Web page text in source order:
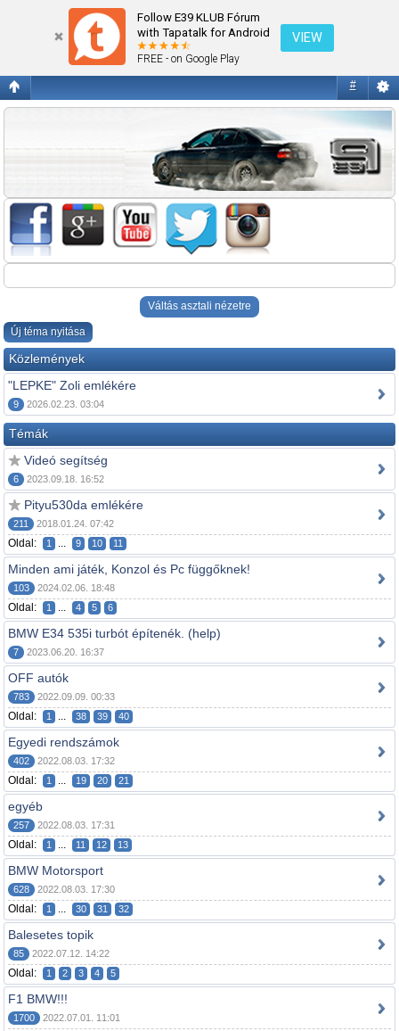
Follow E39 KLUB Fórum
with Tapatalk for Android
FREE - on Google Play
VIEW
#
Egyéb
Váltás asztali nézetre
Új téma nyitása
Közlemények
"LEPKE" Zoli emlékére
9 2026.02.23. 03:04
Témák
Videó segítség
6 2023.09.18. 16:52
Pityu530da emlékére
211 2018.01.24. 07:42
Oldal: 1 ... 9 10 11
Minden ami játék, Konzol és Pc függőknek!
103 2024.02.06. 18:48
Oldal: 1 ... 4 5 6
BMW E34 535i turbót építenék. (help)
7 2023.06.20. 16:37
OFF autók
783 2022.09.09. 00:33
Oldal: 1 ... 38 39 40
Egyedi rendszámok
402 2022.08.03. 17:32
Oldal: 1 ... 19 20 21
egyéb
257 2022.08.03. 17:31
Oldal: 1 ... 11 12 13
BMW Motorsport
628 2022.08.03. 17:30
Oldal: 1 ... 30 31 32
Balesetes topik
85 2022.07.12. 14:22
Oldal: 1 2 3 4 5
F1 BMW!!!
1700 2022.07.01. 11:01